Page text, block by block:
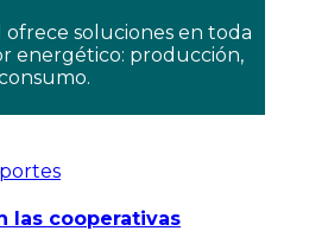
ofrece soluciones en toda
energético: producción,
las cooperativas